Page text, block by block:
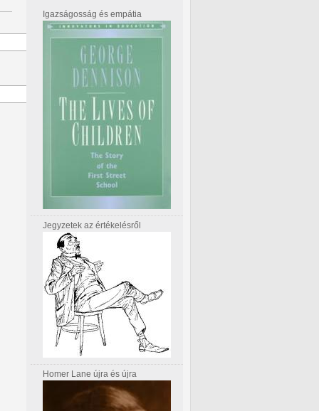
Igazságosság és empátia
Jegyzetek az értékelésről
Homer Lane újra és újra